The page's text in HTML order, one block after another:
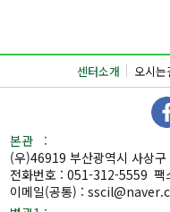
센터소개 오시는
본관 :
(우)46919 부산광역시 사상
전화번호 : 051-312-5559 팩
이메일(공통) :